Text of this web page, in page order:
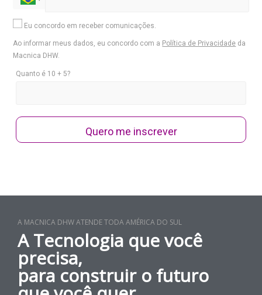
Eu concordo em receber comunicações.
Ao informar meus dados, eu concordo com a Política de Privacidade da
Macnica DHW.
Quanto é 10 + 5?
Quero me inscrever
A MACNICA DHW ATENDE TODA AMÉRICA DO SUL
A Tecnologia que você
precisa,
para construir o futuro